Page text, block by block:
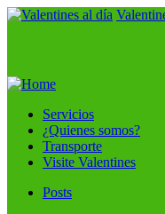
Servicios
¿Quienes somos?
Transporte
Visite Valentines
Posts